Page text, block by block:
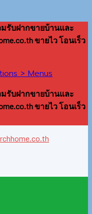
มรับฝากขายบ้านและ
ขายไว โอนเร็ว
> Menus
มรับฝากขายบ้านและ
ขายไว โอนเร็ว